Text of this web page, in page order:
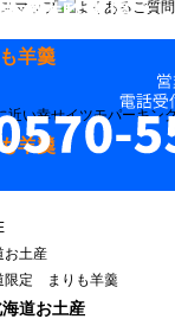
空港駐車場は
羊羹
羊羹
お土産
限定 まりも羊羹
道お土産